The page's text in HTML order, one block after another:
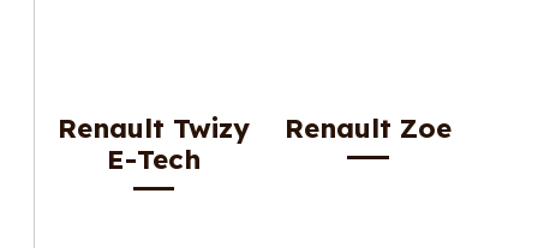
Renault Twizy
E-Tech
Renault Zoe